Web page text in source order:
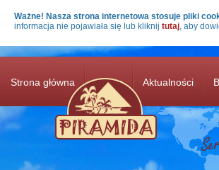
Ważne! Nasza strona internetowa stosuje pliki
informacja nie pojawiała się lub kliknij tutaj, aby
Strona główna Oferta Aktualności